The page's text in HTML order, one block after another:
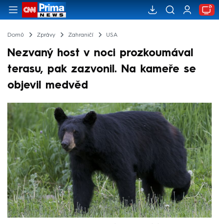
Domů Zprávy Zahraničí USA
Nezvaný host v noci prozkoumával
terasu, pak zazvonil. Na kameře se
objevil medvěd